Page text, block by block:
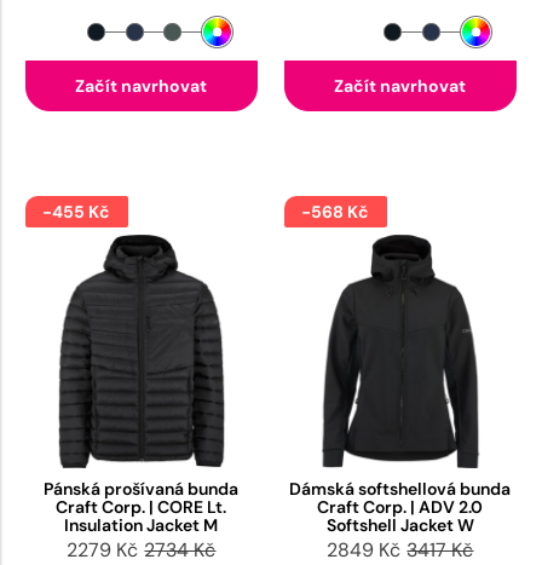
Začít navrhovat Začít navrhovat
-455 Kč
Pánská prošívaná bunda
Craft Corp. | CORE Lt.
Insulation Jacket M
2279 Kč 2734 Kč
-568 Kč
Dámská softshellová bunda
Craft Corp. | ADV 2.0
Softshell Jacket W
2849 Kč 3417 Kč